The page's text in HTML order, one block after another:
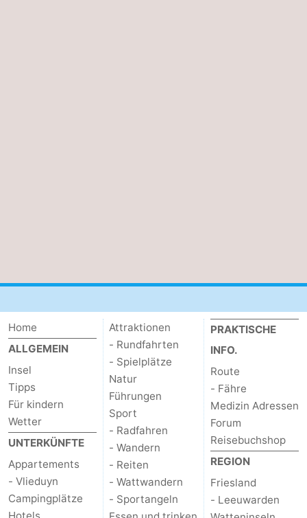
Route
-
Fähre
Inselhüpfen
Reisebuchshop
Medizin
Adressen
Region
Friesland
Home
ALLGEMEIN
Insel
Tipps
Für kindern
Wetter
UNTERKÜNFTE
Appartements
- Vlieduyn
Campingplätze
Hotels
Attraktionen
- Rundfahrten
- Spielplätze
Natur
Führungen
Sport
- Radfahren
- Wandern
- Reiten
- Wattwandern
- Sportangeln
PRAKTISCHE
INFO.
Route
- Fähre
Medizin Adressen
Forum
Reisebuchshop
REGION
Friesland
- Leeuwarden